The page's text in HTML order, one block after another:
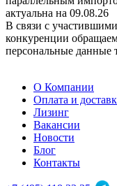
актуальна на 09.08.26
В связи с
конкуренции
персональные данные
О Компании
Оплата и
Лизинг
Вакансии
Новости
Блог
Контакты